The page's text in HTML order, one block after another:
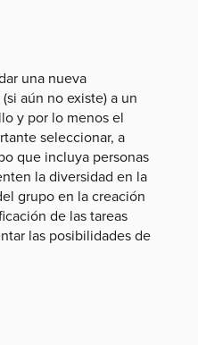
una nueva
aún no existe) a un
y por lo menos el
seleccionar, a
que incluya personas
la diversidad en la
grupo en la creación
de las tareas
las posibilidades de